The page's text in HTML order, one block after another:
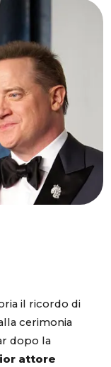
il ricordo di
cerimonia
dopo la
attore